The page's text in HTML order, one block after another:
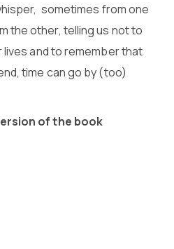
sometimes from one
the other, telling us not to
and to remember that
time can go by (too)
of the book